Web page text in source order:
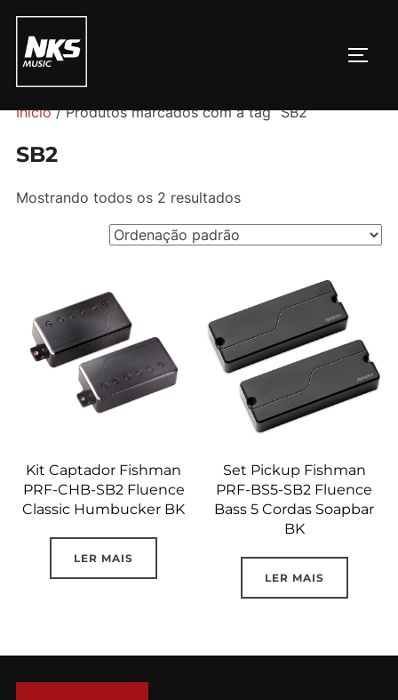
Pular
para
conteúdo
Início/ Produtos marcados com a tag “SB2”
SB2
Mostrando todos os 2 resultados
Kit Captador Fishman
PRF-CHB-SB2 Fluence
Classic Humbucker BK
LER MAIS
Set Pickup Fishman
PRF-BS5-SB2 Fluence
Bass 5 Cordas Soapbar
BK
LER MAIS